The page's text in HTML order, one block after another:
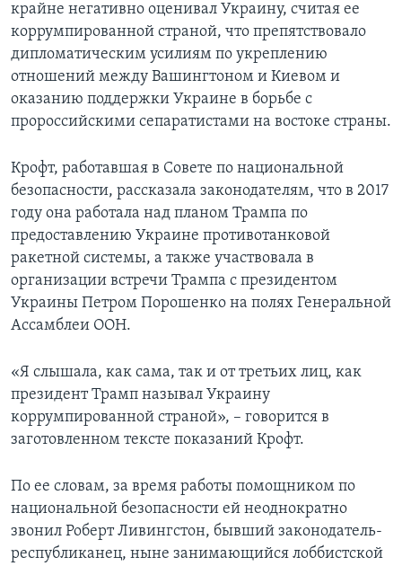
крайне негативно оценивал Украину, считая ее
коррумпированной страной, что препятствовало
дипломатическим усилиям по укреплению
отношений между Вашингтоном и Киевом и
оказанию поддержки Украине в борьбе с
пророссийскими сепаратистами на востоке страны.
Крофт, работавшая в Совете по национальной
безопасности, рассказала законодателям, что в 2017
году она работала над планом Трампа по
предоставлению Украине противотанковой
ракетной системы, а также участвовала в
организации встречи Трампа с президентом
Украины Петром Порошенко на полях Генеральной
Ассамблеи ООН.
«Я слышала, как сама, так и от третьих лиц, как
президент Трамп называл Украину
коррумпированной страной», – говорится в
заготовленном тексте показаний Крофт.
По ее словам, за время работы помощником по
национальной безопасности ей неоднократно
звонил Роберт Ливингстон, бывший законодатель-
республиканец, ныне занимающийся лоббистской